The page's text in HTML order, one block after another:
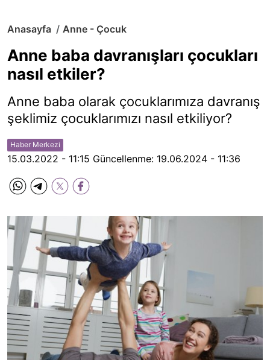
Anasayfa Anne - Çocuk
Anne baba davranışları çocukları
nasıl etkiler?
Anne baba olarak çocuklarımıza davranış
şeklimiz çocuklarımızı nasıl etkiliyor?
Haber Merkezi
15.03.2022 - 11:15 Güncellenme: 19.06.2024 - 11:36